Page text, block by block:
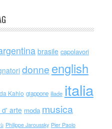
brasile capolavori
donne english
Kahlo giappone iliade italia
d' arte moda musica
Philippe Jaroussky Pier Paolo